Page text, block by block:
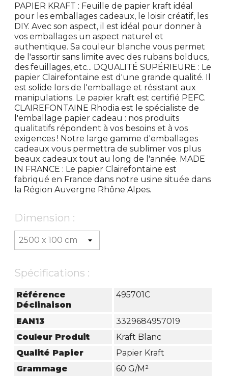
PAPIER KRAFT : Feuille de papier kraft idéal
pour les emballages cadeaux, le loisir créatif, les
DIY. Avec son aspect, il est idéal pour donner à
vos emballages un aspect naturel et
authentique. Sa couleur blanche vous permet
de l'assortir sans limite avec des rubans bolducs,
des feuillages, etc... DQUALITÉ SUPÉRIEURE : Le
papier Clairefontaine est d'une grande qualité. Il
est solide lors de l'emballage et résistant aux
manipulations. Le papier kraft est certifié PEFC.
CLAIREFONTAINE Rhodia est le spécialiste de
l'emballage papier cadeau : nos produits
qualitatifs répondent à vos besoins et à vos
exigences ! Notre large gamme d'emballages
cadeaux vous permettra de sublimer vos plus
beaux cadeaux tout au long de l'année. MADE
IN FRANCE : Le papier Clairefontaine est
fabriqué en France dans notre usine située dans
la Région Auvergne Rhône Alpes.
Dimension :
Spécifications :
Référence
Déclinaison
495701C
EAN13
3329684957019
Couleur Produit
Kraft Blanc
Qualité Papier
Papier Kraft
Grammage
60 G/m²